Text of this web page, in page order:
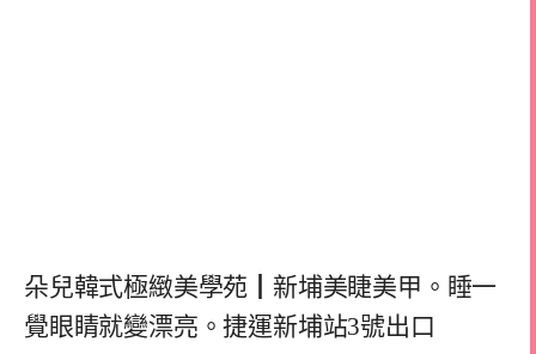
朵兒韓式極緻美學苑┃新埔美睫美甲。睡一
覺眼睛就變漂亮。捷運新埔站3號出口